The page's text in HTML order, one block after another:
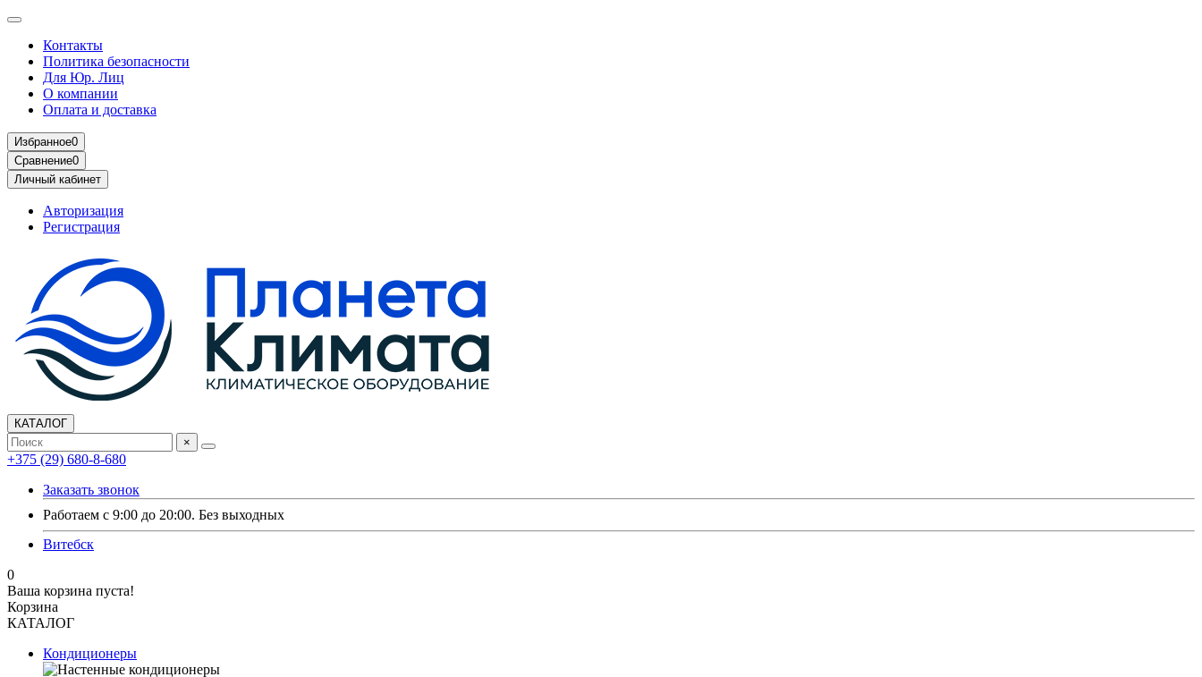
Контакты
Политика безопасности
Для Юр. Лиц
О компании
Оплата и доставка
Избранное0
Сравнение0
Личный кабинет
Авторизация
Регистрация
КАТАЛОГ
×
+375 (29) 680-8-680
Заказать звонок
Работаем с 9:00 до 20:00. Без выходных
Витебск
0
Ваша корзина пуста!
Корзина
КАТАЛОГ
Кондиционеры